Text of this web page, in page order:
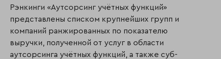
Рэнкинги «Аутсорсинг учётных функций»
представлены списком крупнейших групп и
компаний ранжированных по показателю
выручки, полученной от услуг в области
аутсорсинга учётных функций, а также суб-